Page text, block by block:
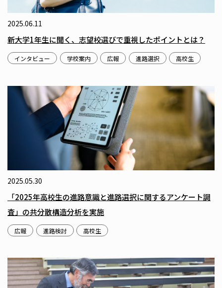
2025.06.11
新大学1年生に聞く、志望校選びで重視したポイントとは？
インタビュー 学校案内 広報 進路選択 高校生
2025.05.30
「2025年高校生の進路意識と進路選択に関するアンケート調
査」の共分散構造分析を実施
広報 進路検討 高校生